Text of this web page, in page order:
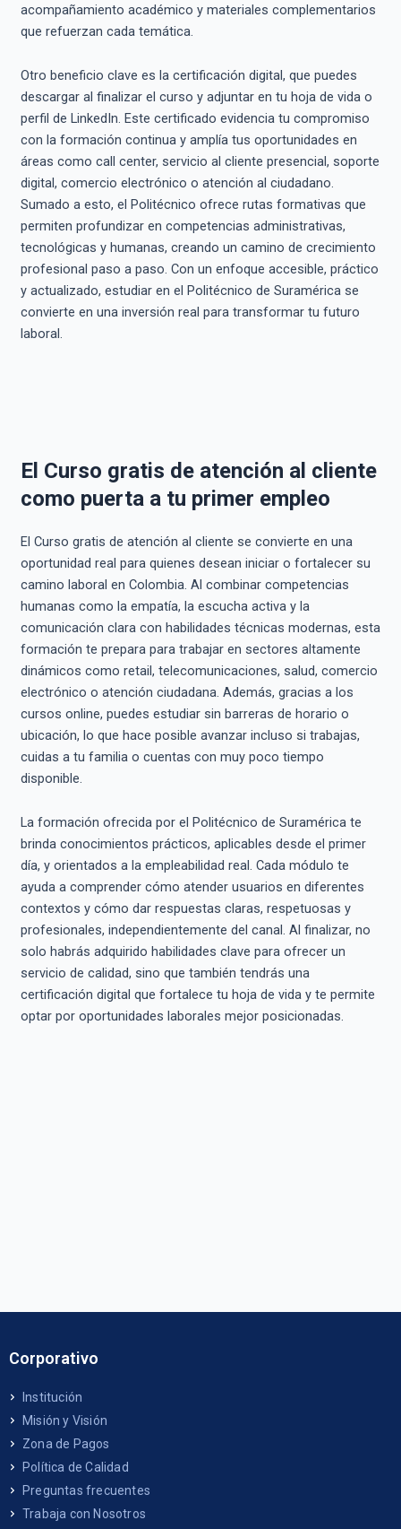
acompañamiento académico y materiales complementarios
que refuerzan cada temática.
Otro beneficio clave es la certificación digital, que puedes
descargar al finalizar el curso y adjuntar en tu hoja de vida o
perfil de LinkedIn. Este certificado evidencia tu compromiso
con la formación continua y amplía tus oportunidades en
áreas como call center, servicio al cliente presencial, soporte
digital, comercio electrónico o atención al ciudadano.
Sumado a esto, el Politécnico ofrece rutas formativas que
permiten profundizar en competencias administrativas,
tecnológicas y humanas, creando un camino de crecimiento
profesional paso a paso. Con un enfoque accesible, práctico
y actualizado, estudiar en el Politécnico de Suramérica se
convierte en una inversión real para transformar tu futuro
laboral.
El Curso gratis de atención al cliente
como puerta a tu primer empleo
El Curso gratis de atención al cliente se convierte en una
oportunidad real para quienes desean iniciar o fortalecer su
camino laboral en Colombia. Al combinar competencias
humanas como la empatía, la escucha activa y la
comunicación clara con habilidades técnicas modernas, esta
formación te prepara para trabajar en sectores altamente
dinámicos como retail, telecomunicaciones, salud, comercio
electrónico o atención ciudadana. Además, gracias a los
cursos online, puedes estudiar sin barreras de horario o
ubicación, lo que hace posible avanzar incluso si trabajas,
cuidas a tu familia o cuentas con muy poco tiempo
disponible.
La formación ofrecida por el Politécnico de Suramérica te
brinda conocimientos prácticos, aplicables desde el primer
día, y orientados a la empleabilidad real. Cada módulo te
ayuda a comprender cómo atender usuarios en diferentes
contextos y cómo dar respuestas claras, respetuosas y
profesionales, independientemente del canal. Al finalizar, no
solo habrás adquirido habilidades clave para ofrecer un
servicio de calidad, sino que también tendrás una
certificación digital que fortalece tu hoja de vida y te permite
optar por oportunidades laborales mejor posicionadas.
Corporativo
Institución
Misión y Visión
Zona de Pagos
Política de Calidad
Preguntas frecuentes
Trabaja con Nosotros